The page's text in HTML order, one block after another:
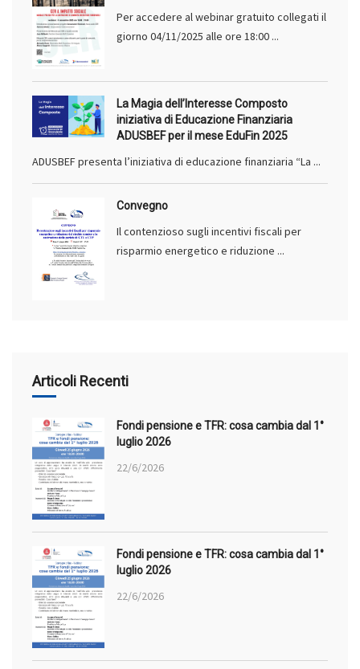
Per accedere al webinar gratuito collegati il
giorno 04/11/2025 alle ore 18:00 ...
La Magia dell’Interesse Composto
iniziativa di Educazione Finanziaria
ADUSBEF per il mese EduFin 2025
ADUSBEF presenta l’iniziativa di educazione finanziaria “La ...
Convegno
Il contenzioso sugli incentivi fiscali per
risparmio energetico e riduzione ...
Articoli Recenti
Fondi pensione e TFR: cosa cambia dal 1°
luglio 2026
22/6/2026
Fondi pensione e TFR: cosa cambia dal 1°
luglio 2026
22/6/2026